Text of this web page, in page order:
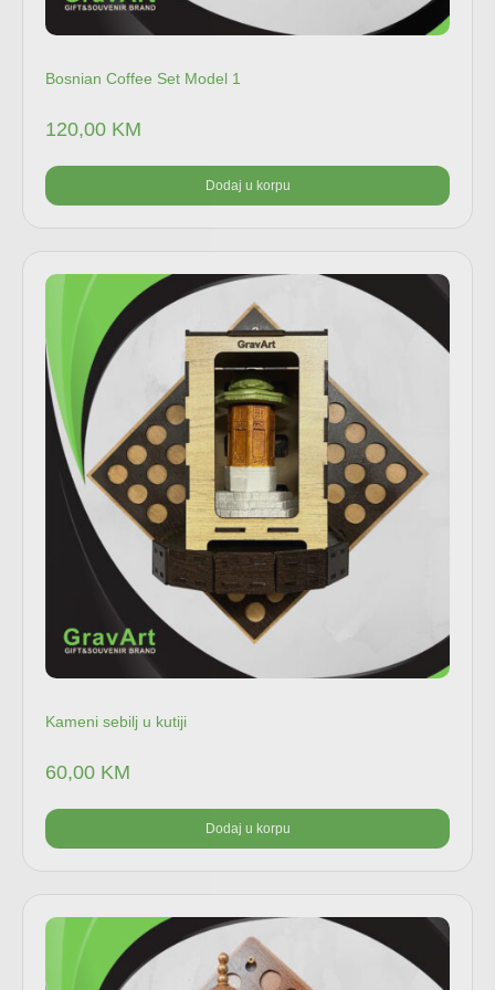
Bosnian Coffee Set Model 1
120,00 KM
Dodaj u korpu
Kameni sebilj u kutiji
60,00 KM
Dodaj u korpu